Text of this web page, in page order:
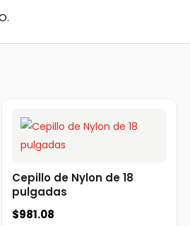
Cepillo de Nylon de 18
pulgadas
$981.08